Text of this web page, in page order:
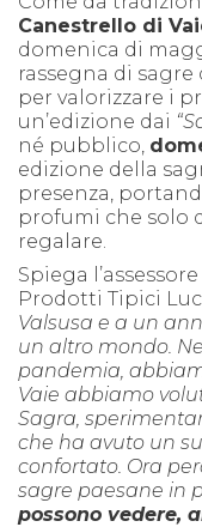
Canestrello di
domenica di
rassegna di
per valorizzare i
un’edizione dai
né pubblico,
edizione della
presenza,
profumi che solo
regalare.
Spiega
Prodotti Tipici
Valsusa e a un
un altro mondo.
pandemia,
Vaie abbiamo
Sagra,
che ha avuto un
confortato. Ora
sagre paesane in
possono vedere,